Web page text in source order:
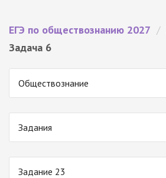
ЕГЭ по обществознанию 2027 /
Задача 6
Обществознание
Задания
Задание 23